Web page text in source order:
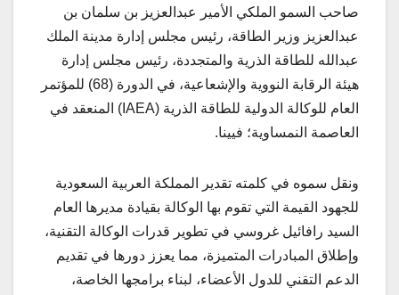
صاحب السمو الملكي الأمير عبدالعزيز بن سلمان بن
عبدالعزيز وزير الطاقة، رئيس مجلس إدارة مدينة الملك
عبدالله للطاقة الذرية والمتجددة، رئيس مجلس إدارة
هيئة الرقابة النووية والإشعاعية، في الدورة (68) للمؤتمر
العام للوكالة الدولية للطاقة الذرية (IAEA) المنعقد في
العاصمة النمساوية؛ فيينا.
ونقل سموه في كلمته تقدير المملكة العربية السعودية
للجهود القيمة التي تقوم بها الوكالة بقيادة مديرها العام
السيد رافائيل غروسي في تطوير قدرات الوكالة التقنية،
وإطلاق المبادرات المتميزة، مما يعزز دورها في تقديم
الدعم التقني للدول الأعضاء، لبناء برامجها الخاصة،